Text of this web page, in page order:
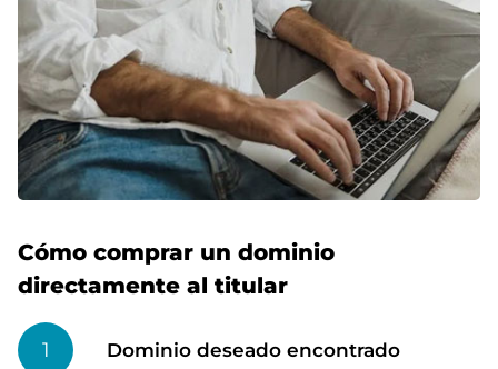
Cómo comprar un dominio
directamente al titular
1 Dominio deseado encontrado